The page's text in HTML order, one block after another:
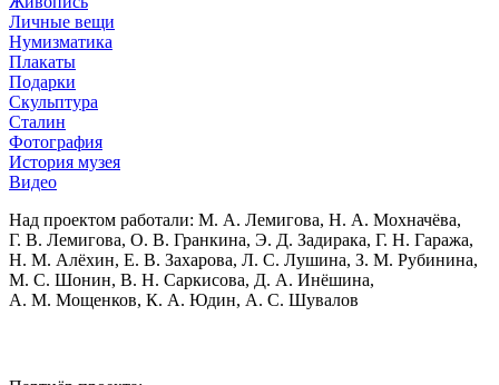
Личные вещи
Нумизматика
Плакаты
Подарки
Скульптура
Сталин
Фотография
История музея
Видео
Над проектом работали: М. А. Лемигова, Н. А. Мохначёва,
Г. В. Лемигова, О. В. Гранкина, Э. Д. Задирака, Г. Н. Гаража,
Н. М. Алёхин, Е. В. Захарова, Л. С. Лушина, З. М. Рубинина,
М. С. Шонин, В. Н. Саркисова, Д. А. Инёшина,
А. М. Мощенков, К. А. Юдин, А. С. Шувалов